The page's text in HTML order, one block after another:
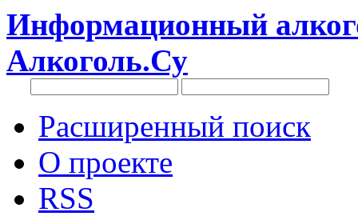
Информационный
Алкоголь.Су
Расширенный поиск
О проекте
RSS